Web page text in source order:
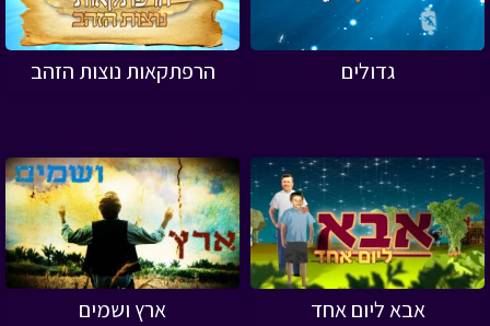
גדולים הרפתקאות נוצות הזהב
אבא ליום אחד ארץ ושמים